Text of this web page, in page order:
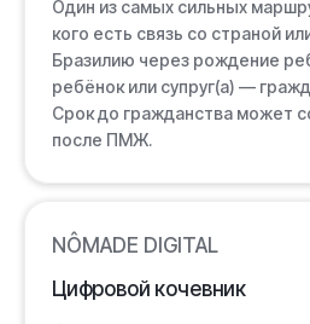
Один из самых сильных
кого есть связь со страной
Бразилию через рождение
ребёнок или супруг(а) —
Срок до гражданства может
после ПМЖ.
NÔMADE DIGITAL
Цифровой кочевник